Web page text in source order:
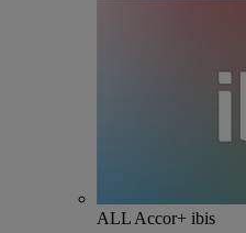
ALL Accor+ ibis